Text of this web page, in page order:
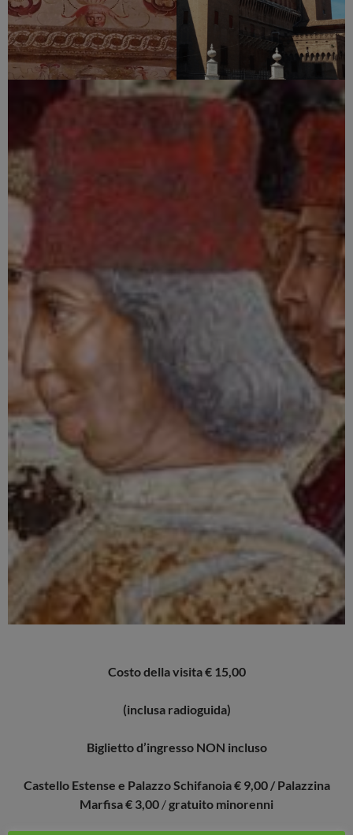
Costo della visita € 15,00
(inclusa radioguida)
Biglietto d’ingresso NON incluso
Castello Estense e Palazzo Schifanoia € 9,00 / Palazzina
Marfisa € 3,00 /gratuito minorenni